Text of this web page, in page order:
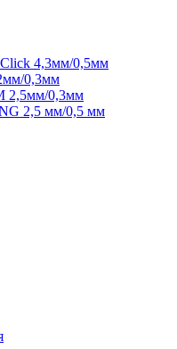
4,3мм/0,5мм
0,3мм
2,5мм/0,3мм
2,5 мм/0,5 мм